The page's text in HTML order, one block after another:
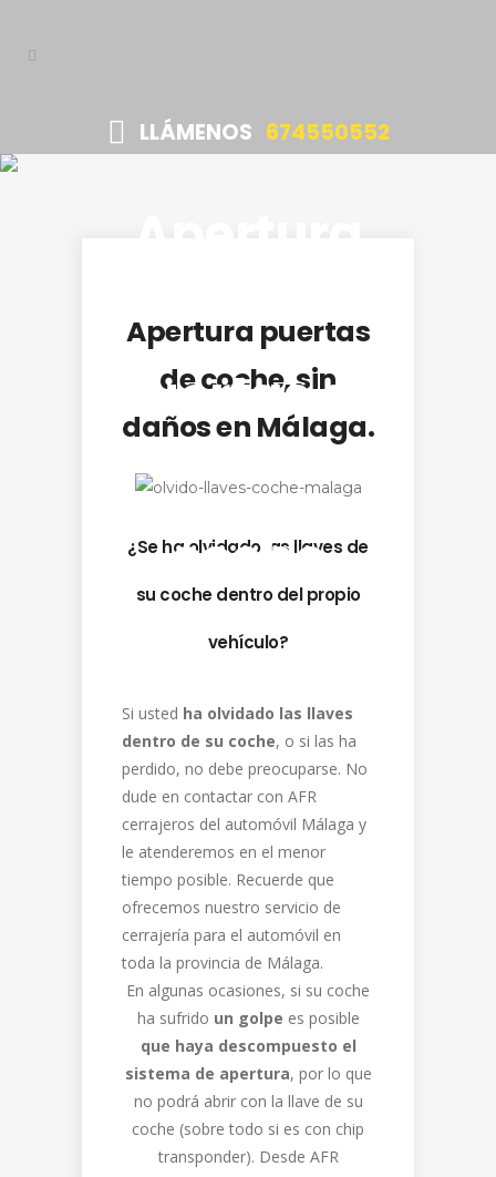
LLÁMENOS 674550552
puertas de
coche
Apertura puertas
de coche, sin
daños en Málaga.
¿Se ha olvidado las llaves de
su coche dentro del propio
vehículo?
Si usted ha olvidado las llaves
dentro de su coche, o si las ha
perdido, no debe preocuparse. No
dude en contactar con AFR
cerrajeros del automóvil Málaga y
le atenderemos en el menor
tiempo posible. Recuerde que
ofrecemos nuestro servicio de
cerrajería para el automóvil en
toda la provincia de Málaga.
En algunas ocasiones, si su coche
ha sufrido un golpe es posible
que haya descompuesto el
sistema de apertura, por lo que
no podrá abrir con la llave de su
coche (sobre todo si es con chip
transponder). Desde AFR